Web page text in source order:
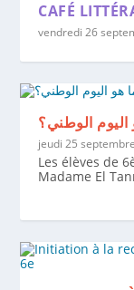
CAFÉ
vendredi 26
اليوم الوطني؟
jeudi 25
Les élèves de
Madame El